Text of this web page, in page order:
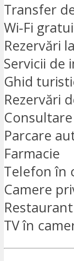
Transfer
Wi-Fi
Rezervări
Servicii
Ghid
Rezervări
Parcare
Farmacie
Telefon în
Camere
Restaurant
TV în